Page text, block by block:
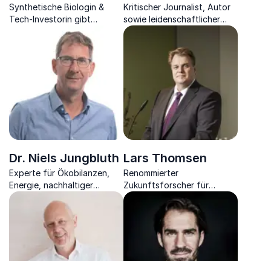
Synthetische Biologin &
Tech-Investorin gibt
inspirierende Einblicke in die
Biotechnologie der Zukunft
Kritischer Journalist, Autor
sowie leidenschaftlicher
Berater beleuchtet
unterschiedlichsten Themen
Dr. Niels Jungbluth
Experte für Ökobilanzen,
Energie, nachhaltiger
Produktion & Konsum,
Unternehmer
Lars Thomsen
Renommierter
Zukunftsforscher für
Energie, Mobilität und
Künstliche Intelligenz schaut
mit Ihnen in die Welt von